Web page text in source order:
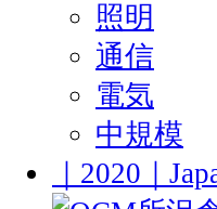
照明
通信
電気
中規模
｜2020｜